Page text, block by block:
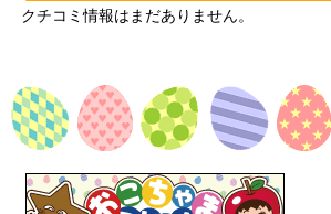
クチコミ情報はまだありません。